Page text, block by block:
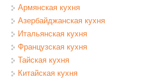
Армянская кухня
Азербайджанская кухня
Итальянская кухня
Французская кухня
Тайская кухня
Китайская кухня